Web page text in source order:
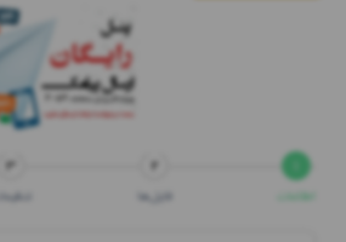
آگهی آریا
ثبت آگهی جدید در ۴ مرحله ساده
اطلاعات
۲
فایل‌ها
۳
تنظیمات